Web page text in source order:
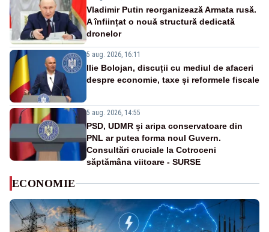
Vladimir Putin reorganizează Armata rusă.
A înființat o nouă structură dedicată
dronelor
5 aug. 2026, 16:11
Ilie Bolojan, discuții cu mediul de afaceri
despre economie, taxe și reformele fiscale
5 aug. 2026, 14:55
PSD, UDMR și aripa conservatoare din
PNL ar putea forma noul Guvern.
Consultări cruciale la Cotroceni
săptămâna viitoare - SURSE
ECONOMIE